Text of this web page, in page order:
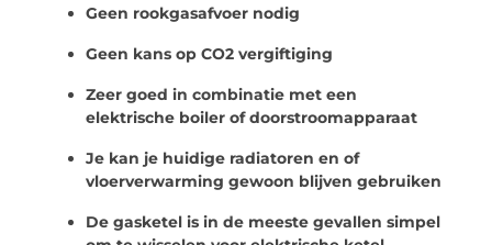
Geen rookgasafvoer nodig
Geen kans op CO2 vergiftiging
Zeer goed in combinatie met een
elektrische boiler of doorstroomapparaat
Je kan je huidige radiatoren en of
vloerverwarming gewoon blijven gebruiken
De gasketel is in de meeste gevallen simpel